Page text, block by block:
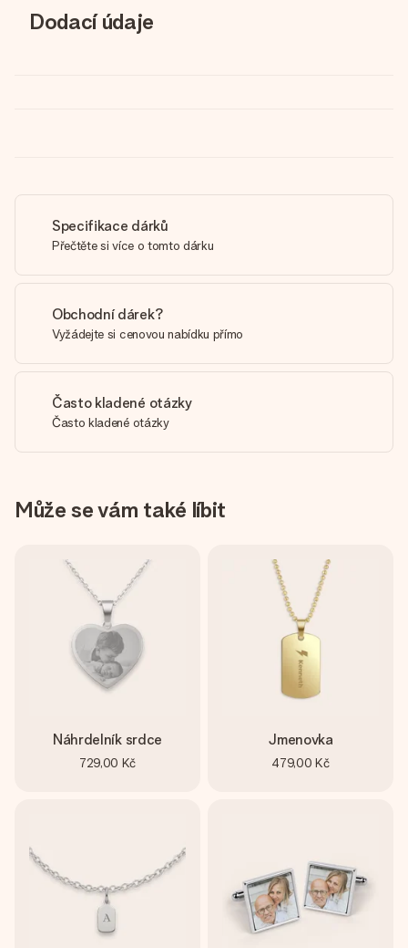
Dodací údaje
Specifikace dárků
Přečtěte si více o tomto dárku
Obchodní dárek?
Vyžádejte si cenovou nabídku přímo
Často kladené otázky
Často kladené otázky
Může se vám také líbit
Náhrdelník srdce
729,00 Kč
Jmenovka
479,00 Kč